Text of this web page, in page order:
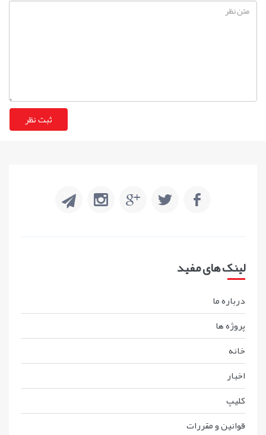
لینک های مفید
درباره ما
پروژه ها
خانه
اخبار
کليپ
قوانين و مقررات